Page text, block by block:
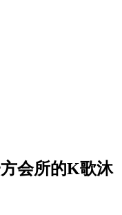
会所的K歌沐